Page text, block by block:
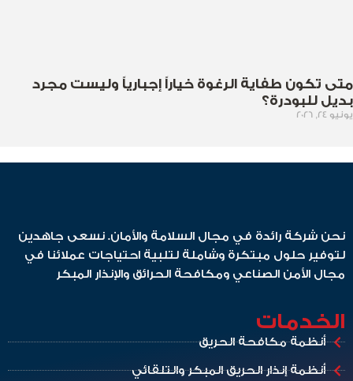
متى تكون طفاية الرغوة خياراً إجبارياً وليست مجرد
بديل للبودرة؟
يونيو 24, 2026
نحن شركة رائدة في مجال السلامة والأمان. نسعى جاهدين
لتوفير حلول مبتكرة وشاملة لتلبية احتياجات عملائنا في
مجال الأمن الصناعي ومكافحة الحرائق والإنذار المبكر
الخدمات
أنظمة مكافحة الحريق
أنظمة إنذار الحريق المبكر والتلقائي